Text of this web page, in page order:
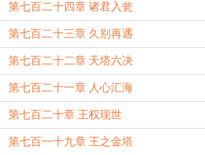
第七百二十四章 诸君入瓮
第七百二十三章 久别再遇
第七百二十二章 天塔六决
第七百二十一章 人心汇海
第七百二十章 王权现世
第七百一十九章 王之金塔